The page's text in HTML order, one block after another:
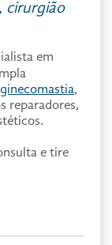
cirurgião
em
ginecomastia,
reparadores,
e tire